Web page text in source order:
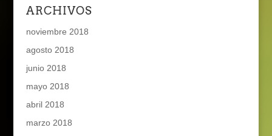
ARCHIVOS
noviembre 2018
agosto 2018
junio 2018
mayo 2018
abril 2018
marzo 2018